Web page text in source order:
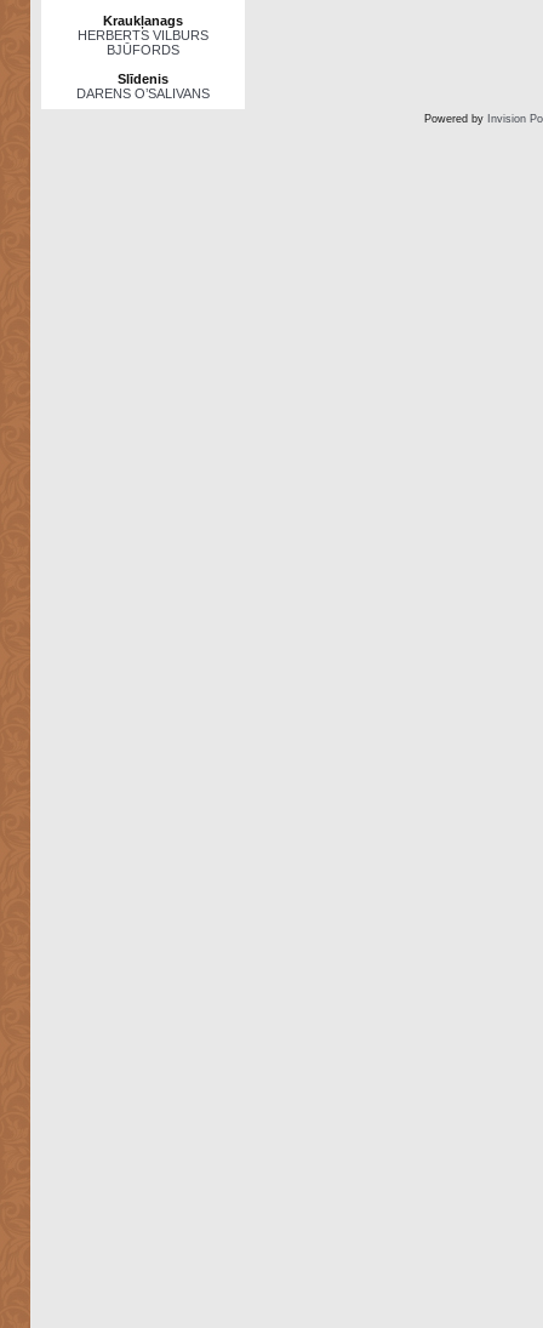
Kraukļanags
HERBERTS VILBURS
BJŪFORDS
Slīdenis
DARENS O’SALIVANS
Powered by Invision